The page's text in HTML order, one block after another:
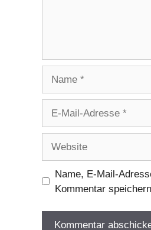
Adresse
Name, E-Mail-
Kommentar